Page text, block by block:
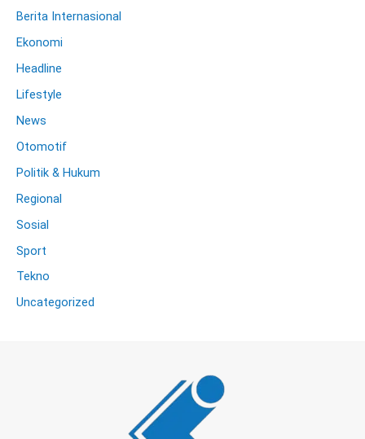
Berita Internasional
Ekonomi
Headline
Lifestyle
News
Otomotif
Politik & Hukum
Regional
Sosial
Sport
Tekno
Uncategorized